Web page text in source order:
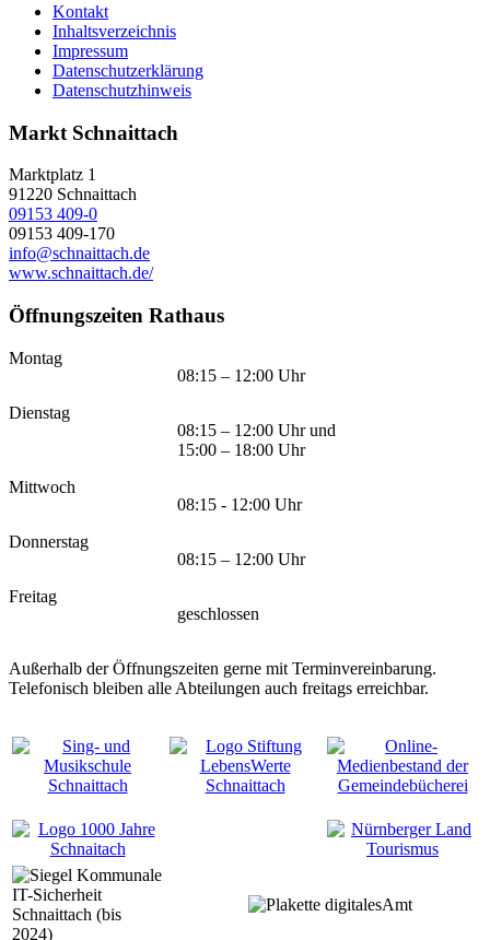
Kontakt
Inhaltsverzeichnis
Impressum
Datenschutzerklärung
Datenschutzhinweis
Markt Schnaittach
Marktplatz 1
91220 Schnaittach
09153 409-0
09153 409-170
info@schnaittach.de
www.schnaittach.de/
Öffnungszeiten Rathaus
Montag
08:15 – 12:00 Uhr
Dienstag
08:15 – 12:00 Uhr und
15:00 – 18:00 Uhr
Mittwoch
08:15 - 12:00 Uhr
Donnerstag
08:15 – 12:00 Uhr
Freitag
geschlossen
Außerhalb der Öffnungszeiten gerne mit Terminvereinbarung.
Telefonisch bleiben alle Abteilungen auch freitags erreichbar.